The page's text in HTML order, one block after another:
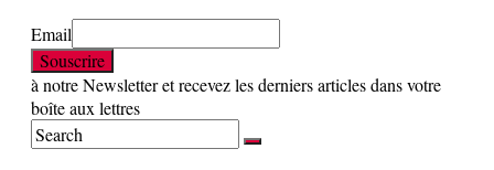
Email
à notre Newsletter et recevez les derniers articles dans votre
boîte aux lettres